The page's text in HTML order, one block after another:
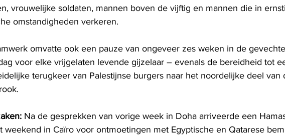
vrouwelijke soldaten, mannen boven de vijftig en mannen die in
omstandigheden verkeren.
omvatte ook een pauze van ongeveer zes weken in de
voor elke vrijgelaten levende gijzelaar – evenals de bereidheid tot
terugkeer van Palestijnse burgers naar het noordelijke deel van
Na de gesprekken van vorige week in Doha arriveerde een
weekend in Caïro voor ontmoetingen met Egyptische en Qatarese